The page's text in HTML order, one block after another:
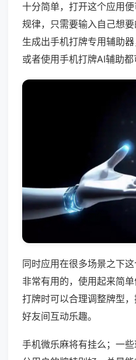
十分简单，打开这个应用
规律，只需要输入自己想
生成出手机打牌专用辅助
或者使用手机打牌AI辅助都
同时应用在很多场景之下
非常有用的，使用起来简
打牌时可以合理调整牌型
好友间互动乐趣。
手机微乐麻将有挂么；一